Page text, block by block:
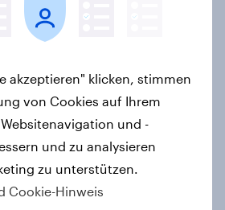
Biggest Buzz
2026
Deutschen am
Betracht gezogen,
punktet bei
akzeptieren" klicken, stimmen
von Cookies auf Ihrem
und -
und zu analysieren
zu unterstützen.
Cookie-Hinweis